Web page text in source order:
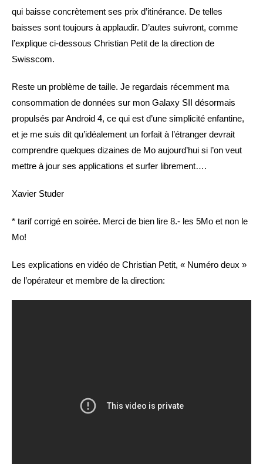
qui baisse concrètement ses prix d’itinérance. De telles
baisses sont toujours à applaudir. D’autes suivront, comme
l’explique ci-dessous Christian Petit de la direction de
Swisscom.
Reste un problème de taille. Je regardais récemment ma
consommation de données sur mon Galaxy SII désormais
propulsés par Android 4, ce qui est d’une simplicité enfantine,
et je me suis dit qu’idéalement un forfait à l’étranger devrait
comprendre quelques dizaines de Mo aujourd’hui si l’on veut
mettre à jour ses applications et surfer librement….
Xavier Studer
* tarif corrigé en soirée. Merci de bien lire 8.- les 5Mo et non le
Mo!
Les explications en vidéo de Christian Petit, « Numéro deux »
de l’opérateur et membre de la direction: